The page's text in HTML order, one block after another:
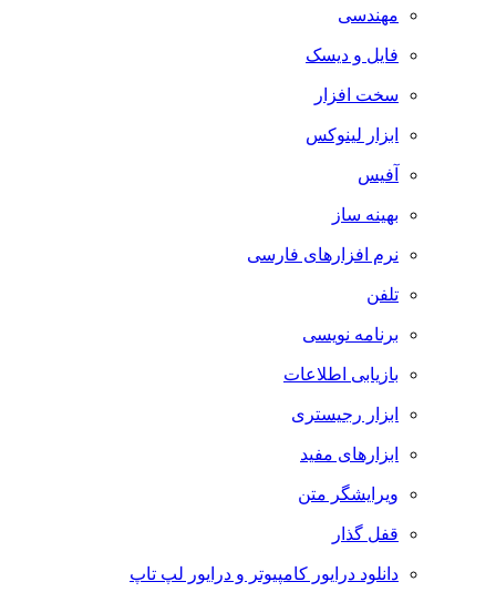
مهندسی
فایل و دیسک
سخت افزار
ابزار لینوکس
آفیس
بهینه ساز
نرم افزارهای فارسی
تلفن
برنامه نویسی
بازیابی اطلاعات
ابزار رجیستری
ابزارهای مفید
ویرایشگر متن
قفل گذار
دانلود درایور کامپیوتر و درایور لپ تاپ